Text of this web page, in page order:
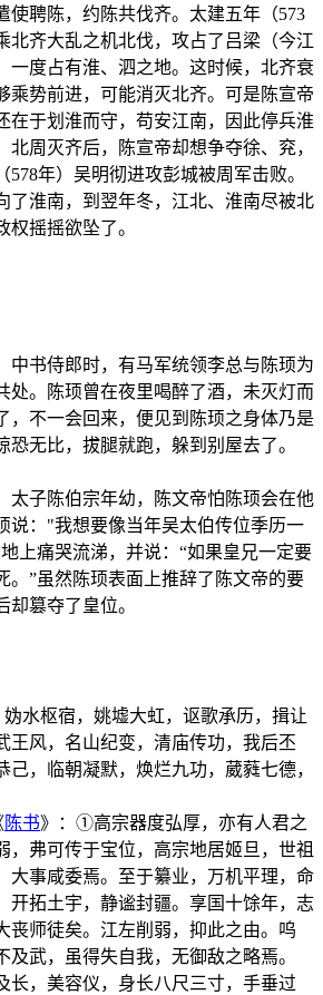
使聘陈，约陈共伐齐。太建五年（573
北齐大乱之机北伐，攻占了吕梁（今江
一度占有淮、泗之地。这时候，北齐衰
乘势前进，可能消灭北齐。可是陈宣帝
在于划淮而守，苟安江南，因此停兵淮
北周灭齐后，陈宣帝却想争夺徐、兖，
578年）吴明彻进攻彭城被周军击败。
了淮南，到翌年冬，江北、淮南尽被北
权摇摇欲坠了。
中书侍郎时，有马军统领李总与陈顼为
处。陈顼曾在夜里喝醉了酒，未灭灯而
，不一会回来，便见到陈顼之身体乃是
恐无比，拔腿就跑，躲到别屋去了。
太子陈伯宗年幼，陈文帝怕陈顼会在他
说："我想要像当年吴太伯传位季历一
上痛哭流涕，并说：“如果皇兄一定要
。”虽然陈顼表面上推辞了陈文帝的要
却篡夺了皇位。
水枢宿，姚墟大虹，讴歌承历，揖让
王风，名山纪变，清庙传功，我后丕
己，临朝凝默，焕烂九功，葳蕤七德，
陈书》：①高宗器度弘厚，亦有人君之
，弗可传于宝位，高宗地居姬旦，世祖
大事咸委焉。至于纂业，万机平理，命
开拓土宇，静谧封疆。享国十馀年，志
丧师徒矣。江左削弱，抑此之由。呜
及武，虽得失自我，无御敌之略焉。
，美容仪，身长八尺三寸，手垂过